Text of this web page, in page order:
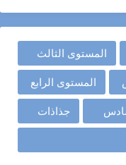
المستوى الثالث
المستوى الرابع
جذاذات